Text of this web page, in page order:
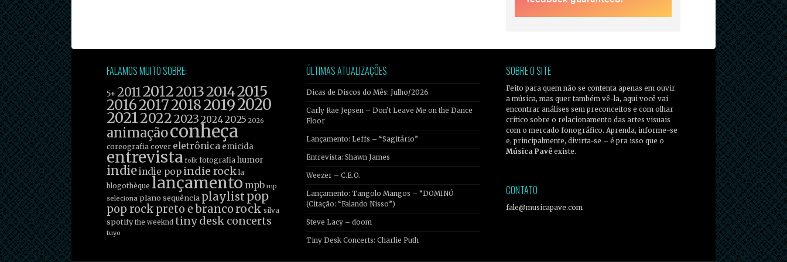
FALAMOS MUITO SOBRE:
5+ 20112012201320142015
20162017201820192020
202120222023 20242025 2026
animaçãoconheça
coreografia cover eletrônica emicida
entrevista folk fotografia humor
indieindie pop indie rock la
blogothèque lançamento mpb mp
seleciona plano sequência playlist pop
pop rock preto e branco rock silva
spotify the weeknd tiny desk concerts
tuyo
ÚLTIMAS ATUALIZAÇÕES
Dicas de Discos do Mês: Julho/2026
Carly Rae Jepsen – Don’t Leave Me on the Dance
Floor
Lançamento: Leffs – “Sagitário”
Entrevista: Shawn James
Weezer – C.E.O.
Lançamento: Tangolo Mangos – “DOMINÓ
(Citação: “Falando Nisso”)
Steve Lacy – doom
Tiny Desk Concerts: Charlie Puth
SOBRE O SITE
Feito para quem não se contenta apenas em ouvir
a música, mas quer também vê-la, aqui você vai
encontrar análises sem preconceitos e com olhar
crítico sobre o relacionamento das artes visuais
com o mercado fonográfico. Aprenda, informe-se
e, principalmente, divirta-se – é pra isso que o
Música Pavê existe.
CONTATO
fale@musicapave.com